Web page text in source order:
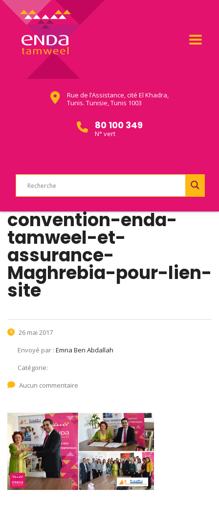
Rue de l’Assistance, cité El Khadra,
Tunis. Tunisie, Tunis 1003
80 100 349
N° vert
convention-enda-
tamweel-et-
assurance-
Maghrebia-pour-lien-
site
26 mai 2017
Envoyé par : Emna Ben Abdallah
Catégorie:
Aucun commentaire